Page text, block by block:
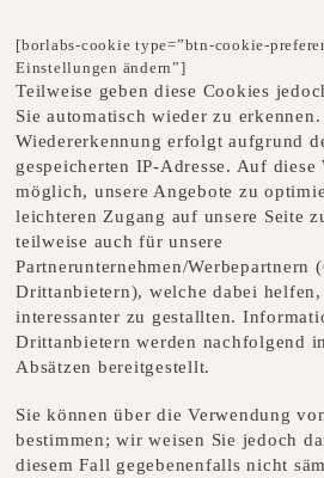
[borlabs-cookie type=”btn-cookie-
Einstellungen ändern”]
Teilweise geben diese Cookies
Sie automatisch wieder zu erkennen.
Wiedererkennung erfolgt aufgrund
gespeicherten IP-Adresse. Auf diese
möglich, unsere Angebote zu
leichteren Zugang auf unsere Seite
teilweise auch für unsere
Partnerunternehmen/Werbepartnern
Drittanbietern), welche dabei
interessanter zu gestallten.
Drittanbietern werden nachfolgend
Absätzen bereitgestellt.
Sie können über die Verwendung
bestimmen; wir weisen Sie jedoch
diesem Fall gegebenenfalls nicht